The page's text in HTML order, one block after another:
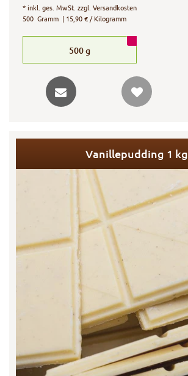
*inkl. ges. MwSt. zzgl.Versandkosten
500 Gramm | 15,90 € / Kilogramm
500g
Vanillepudding 1 kg